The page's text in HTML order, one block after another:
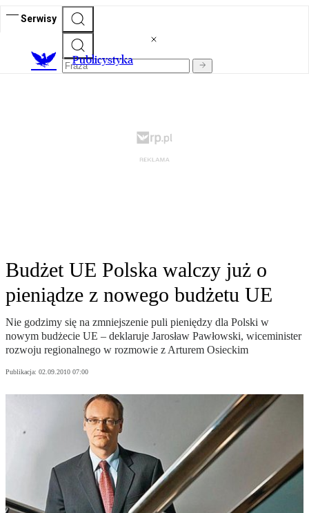
Serwisy
Publicystyka
Budżet UE Polska walczy już o
pieniądze z nowego budżetu UE
Nie godzimy się na zmniejszenie puli pieniędzy dla Polski w
nowym budżecie UE – deklaruje Jarosław Pawłowski, wiceminister
rozwoju regionalnego w rozmowie z Arturem Osieckim
Publikacja: 02.09.2010 07:00